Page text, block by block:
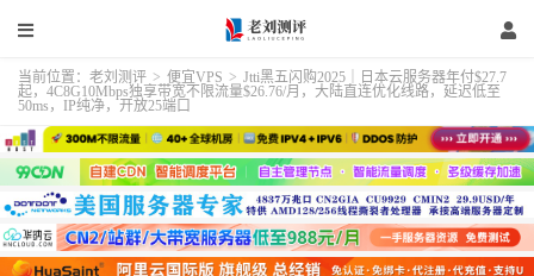
当前位置： 老刘测评 > 便宜VPS > Jtti黑五闪购2025｜日本云服务器年付$27.7
起，4C8G10Mbps独享带宽不限流量$26.76/月，大陆直连优化线路，延迟低至
50ms，IP纯净，开放25端口